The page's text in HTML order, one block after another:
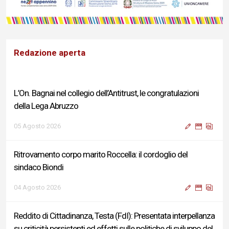
Redazione aperta
L’On. Bagnai nel collegio dell’Antitrust, le congratulazioni
della Lega Abruzzo
05 Agosto 2026
Ritrovamento corpo marito Roccella: il cordoglio del
sindaco Biondi
04 Agosto 2026
Reddito di Cittadinanza, Testa (FdI): Presentata interpellanza